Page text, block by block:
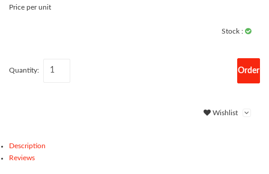
Price per unit
Stock :
Quantity: Order
Wishlist
Description
Reviews